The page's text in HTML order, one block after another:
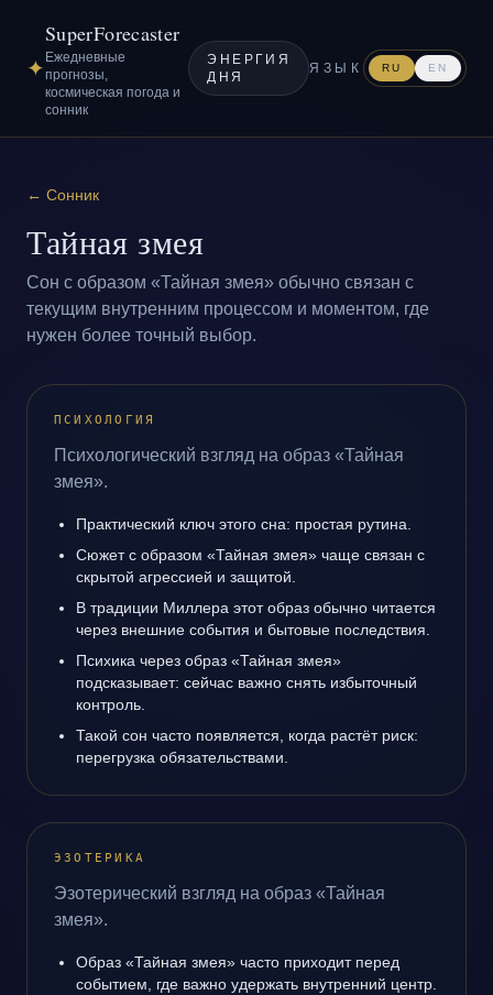
✦
SuperForecaster
Ежедневные
прогнозы,
космическая погода и
сонник
ЭНЕРГИЯ
ДНЯ
ЯЗЫК RU EN
← Сонник
Тайная змея
Сон с образом «Тайная змея» обычно связан с
текущим внутренним процессом и моментом, где
нужен более точный выбор.
ПСИХОЛОГИЯ
Психологический взгляд на образ «Тайная
змея».
Практический ключ этого сна: простая рутина.
Сюжет с образом «Тайная змея» чаще связан с
скрытой агрессией и защитой.
В традиции Миллера этот образ обычно читается
через внешние события и бытовые последствия.
Психика через образ «Тайная змея»
подсказывает: сейчас важно снять избыточный
контроль.
Такой сон часто появляется, когда растёт риск:
перегрузка обязательствами.
ЭЗОТЕРИКА
Эзотерический взгляд на образ «Тайная
змея».
Образ «Тайная змея» часто приходит перед
событием, где важно удержать внутренний центр.